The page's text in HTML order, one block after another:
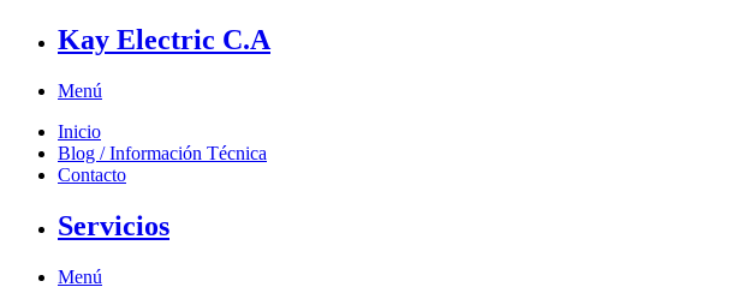
Kay Electric C.A
Menú
Inicio
Blog / Información Técnica
Contacto
Servicios
Menú